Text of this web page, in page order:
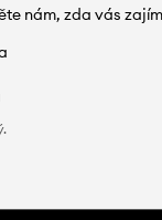
nám, zda vás